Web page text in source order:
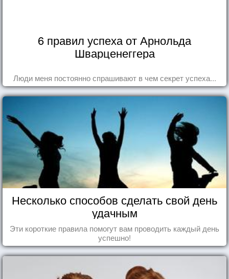
6 правил успеха от Арнольда
Шварценеггера
Люди меня постоянно спрашивают в чем секрет успеха...
Несколько способов сделать свой день
удачным
Эти короткие правила помогут вам проводить каждый день
успешно!